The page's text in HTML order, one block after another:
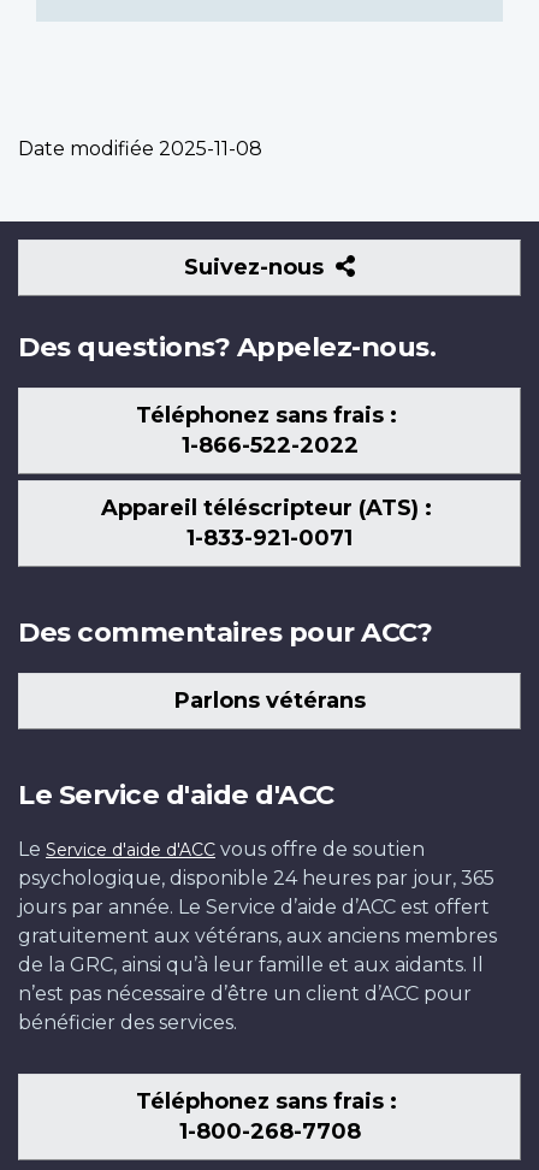
Date modifiée 2025-11-08
Suivez-nous
Suivez-
nous
Des questions? Appelez-nous.
Téléphonez sans frais :
1-866-522-2022
Appareil téléscripteur (ATS) :
1-833-921-0071
Des commentaires pour ACC?
Parlons vétérans
Le Service d'aide d'ACC
Le Service d'aide d'ACC vous offre de soutien
psychologique, disponible 24 heures par jour, 365
jours par année. Le Service d’aide d’ACC est offert
gratuitement aux vétérans, aux anciens membres
de la GRC, ainsi qu’à leur famille et aux aidants. Il
n’est pas nécessaire d’être un client d’ACC pour
bénéficier des services.
Téléphonez sans frais :
1-800-268-7708